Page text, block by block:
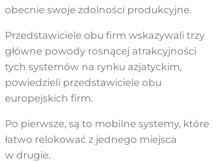
obecnie swoje zdolności produkcyjne.
Przedstawiciele obu firm wskazywali trzy
główne powody rosnącej atrakcyjności
tych systemów na rynku azjatyckim,
powiedzieli przedstawiciele obu
europejskich firm.
Po pierwsze, są to mobilne systemy, które
łatwo relokować z jednego miejsca
w drugie.